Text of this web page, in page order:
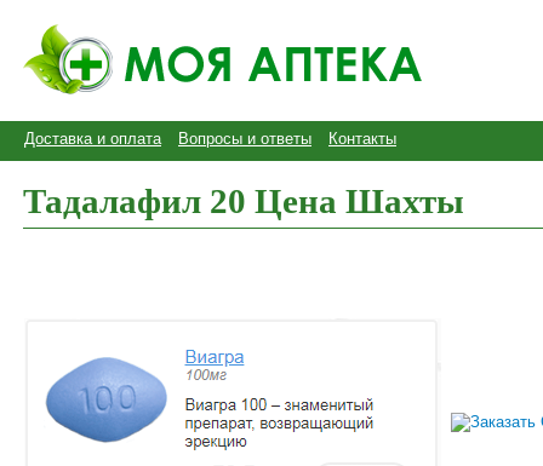
Доставка и оплата Вопросы и ответы Контакты
Тадалафил 20 Цена Шахты